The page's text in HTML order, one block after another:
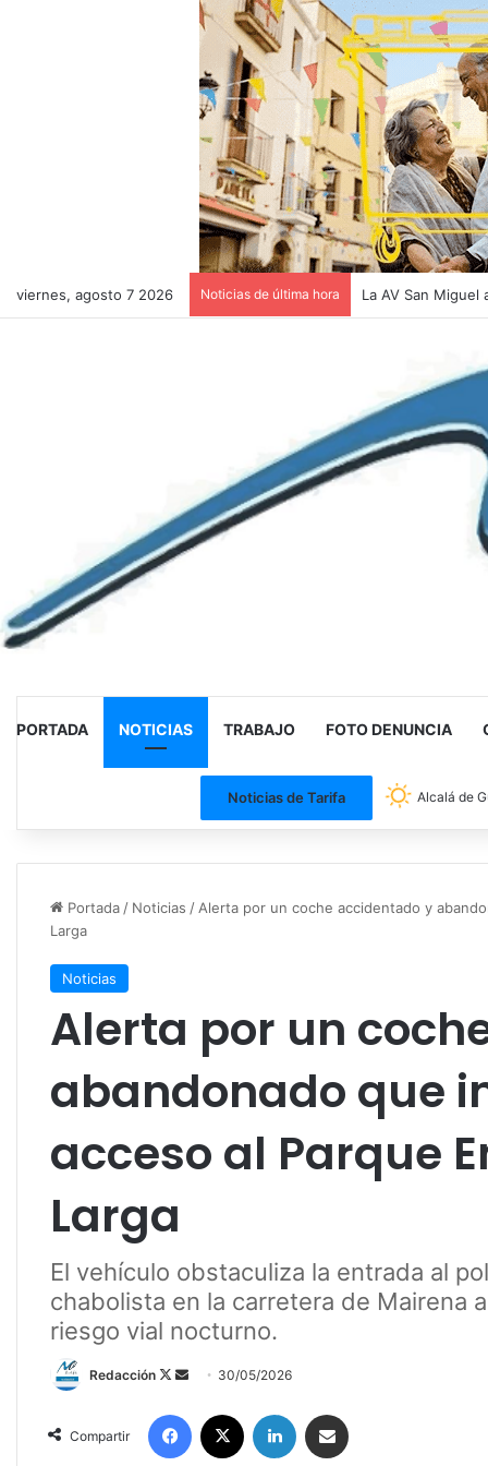
viernes, agosto 7 2026 Noticias de última hora El pollaque
PORTADA NOTICIAS TRABAJO FOTO DENUNCIA
Noticias de Tarifa Alcalá de
Portada/ Noticias /Alerta por un coche accidentado y
Larga
Noticias
Alerta por un
abandonado que
acceso al Parque
Larga
El vehículo obstaculiza la entrada al
chabolista en la carretera de Mairena
riesgo vial nocturno.
Redacción
F
l
l
n
30/05/2026
Compartir